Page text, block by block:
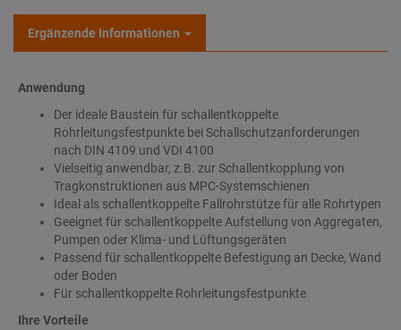
Ergänzende Informationen
Anwendung
Der ideale Baustein für schallentkoppelte
Rohrleitungsfestpunkte bei Schallschutzanforderungen
nach DIN 4109 und VDI 4100
Vielseitig anwendbar, z.B. zur Schallentkopplung von
Tragkonstruktionen aus MPC-Systemschienen
Ideal als schallentkoppelte Fallrohrstütze für alle Rohrtypen
Geeignet für schallentkoppelte Aufstellung von Aggregaten,
Pumpen oder Klima- und Lüftungsgeräten
Passend für schallentkoppelte Befestigung an Decke, Wand
oder Boden
Für schallentkoppelte Rohrleitungsfestpunkte
Ihre Vorteile